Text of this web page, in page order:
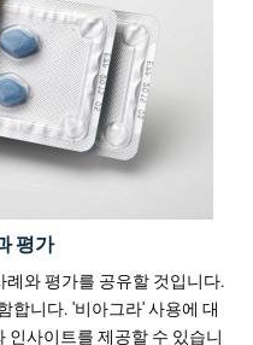
평가
례와 평가를 공유할 것입니다.
합니다. '비아그라' 사용에 대
인사이트를 제공할 수 있습니